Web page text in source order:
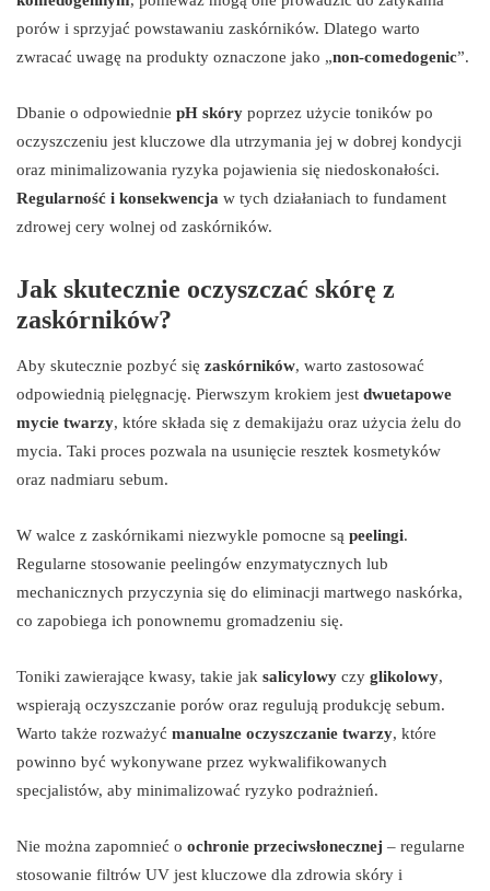
porów i sprzyjać powstawaniu zaskórników. Dlatego warto
zwracać uwagę na produkty oznaczone jako „non-comedogenic”.
Dbanie o odpowiednie pH skóry poprzez użycie toników po
oczyszczeniu jest kluczowe dla utrzymania jej w dobrej kondycji
oraz minimalizowania ryzyka pojawienia się niedoskonałości.
Regularność i konsekwencja w tych działaniach to fundament
zdrowej cery wolnej od zaskórników.
Jak skutecznie oczyszczać skórę z
zaskórników?
Aby skutecznie pozbyć się zaskórników, warto zastosować
odpowiednią pielęgnację. Pierwszym krokiem jest dwuetapowe
mycie twarzy, które składa się z demakijażu oraz użycia żelu do
mycia. Taki proces pozwala na usunięcie resztek kosmetyków
oraz nadmiaru sebum.
W walce z zaskórnikami niezwykle pomocne są peelingi.
Regularne stosowanie peelingów enzymatycznych lub
mechanicznych przyczynia się do eliminacji martwego naskórka,
co zapobiega ich ponownemu gromadzeniu się.
Toniki zawierające kwasy, takie jak salicylowy czy glikolowy,
wspierają oczyszczanie porów oraz regulują produkcję sebum.
Warto także rozważyć manualne oczyszczanie twarzy, które
powinno być wykonywane przez wykwalifikowanych
specjalistów, aby minimalizować ryzyko podrażnień.
Nie można zapomnieć o ochronie przeciwsłonecznej – regularne
stosowanie filtrów UV jest kluczowe dla zdrowia skóry i